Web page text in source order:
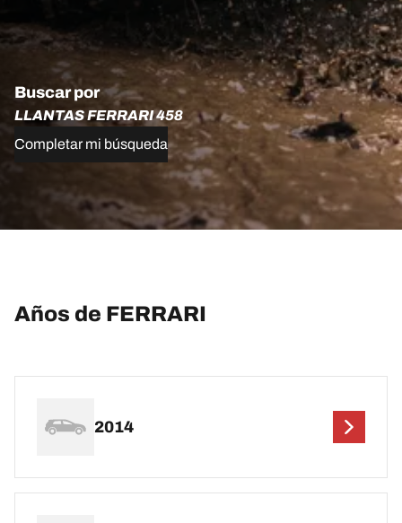
Buscar por
LLANTAS FERRARI 458
Completar mi búsqueda
Años de FERRARI
2014